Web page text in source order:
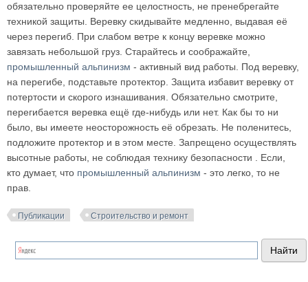
обязательно проверяйте ее целостность, не пренебрегайте
техникой защиты. Веревку скидывайте медленно, выдавая её
через перегиб. При слабом ветре к концу веревке можно
завязать небольшой груз. Старайтесь и соображайте,
промышленный альпинизм - активный вид работы. Под веревку,
на перегибе, подставьте протектор. Защита избавит веревку от
потертости и скорого изнашивания. Обязательно смотрите,
перегибается веревка ещё где-нибудь или нет. Как бы то ни
было, вы имеете неосторожность её обрезать. Не поленитесь,
подложите протектор и в этом месте. Запрещено осуществлять
высотные работы, не соблюдая технику безопасности . Если,
кто думает, что промышленный альпинизм - это легко, то не
прав.
Публикации Строительство и ремонт